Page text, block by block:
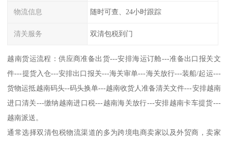
物流信息 随时可查、24小时跟踪
清关服务 双清包税到门
越南货运流程：供应商准备出货---安排海运订舱---准备出口报关文
件---提货入仓---安排出口报关---海关审单---海关放行---装船/起运---
货物运抵越南码头--码头换单---越南收货人准备清关文件---安排越南
进口清关---缴纳越南进口税---越南海关放行---安排越南卡车提货---
越南派送。
通常选择双清包税物流渠道的多为跨境电商卖家以及外贸商，卖家